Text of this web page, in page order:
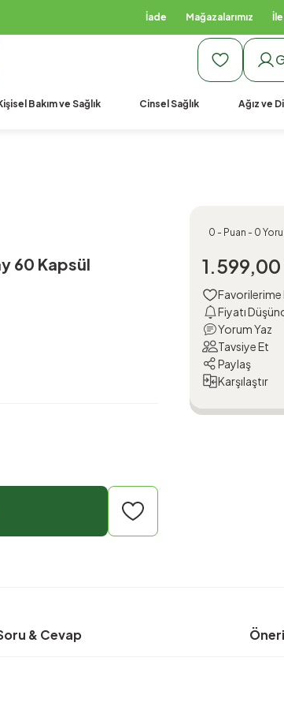
Kargo
İade Mağazalarımız
Bakım ve Sağlık Cinsel Sağlık Ağız ve
60 Kapsül
0 - Puan - 0
1.599,00
Fiyatı
Yorum Yaz
Tavsiye Et
Paylaş
Karşılaştır
& Cevap